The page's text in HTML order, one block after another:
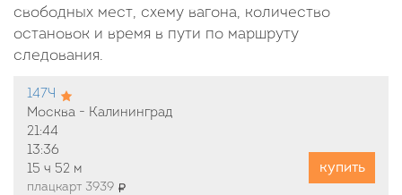
свободных мест, схему вагона, количество
остановок и время в пути по маршруту
следования.
147Ч
Москва - Калининград
21:44
13:36
15 ч 52 м
плацкарт 3939
купить